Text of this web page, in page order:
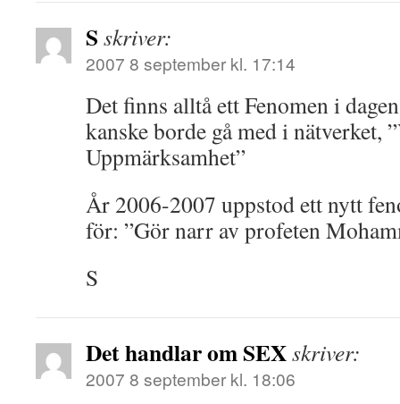
S skriver:
2007 8 september kl. 17:14
Det finns alltå ett Fenomen i
kanske borde gå med i nätverket,
Uppmärksamhet”
År 2006-2007 uppstod ett nytt
för: ”Gör narr av profeten
S
Det handlar om SEXskriver:
2007 8 september kl. 18:06